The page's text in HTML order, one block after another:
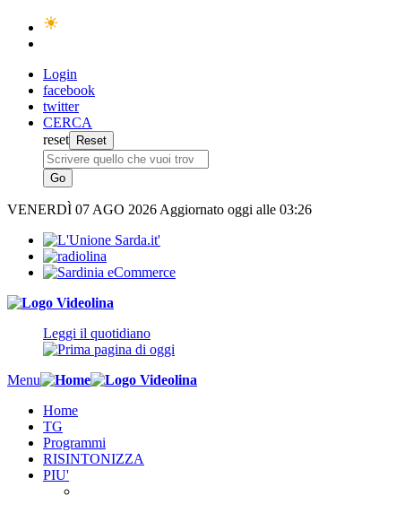
Login
facebook
twitter
CERCA
reset
VENERDÌ 07 AGO 2026 Aggiornato oggi alle 03:26
Leggi il quotidiano
Menu
Home
TG
Programmi
RISINTONIZZA
PIU'